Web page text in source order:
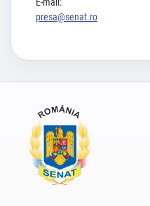
E-mail:
presa@senat.ro